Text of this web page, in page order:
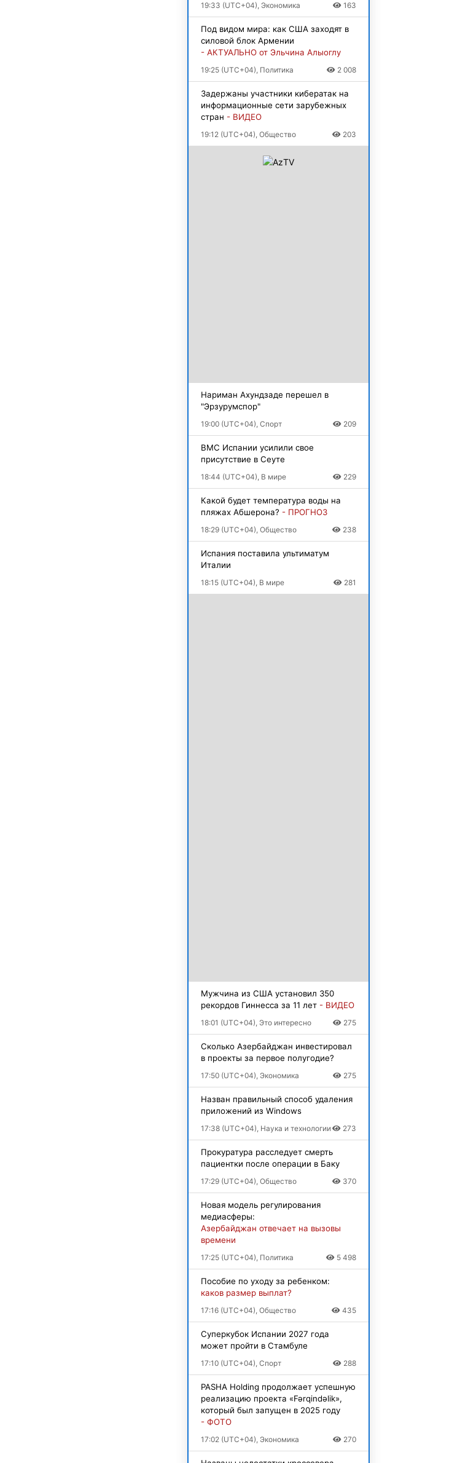
19:33 (UTC+04), Экономика 163
Под видом мира: как США заходят в
силовой блок Армении
- АКТУАЛЬНО от Эльчина Алыоглу
19:25 (UTC+04), Политика 2 008
Задержаны участники кибератак на
информационные сети зарубежных
стран - ВИДЕО
19:12 (UTC+04), Общество 203
Нариман Ахундзаде перешел в
"Эрзурумспор"
19:00 (UTC+04), Спорт 209
ВМС Испании усилили свое
присутствие в Сеуте
18:44 (UTC+04), В мире 229
Какой будет температура воды на
пляжах Абшерона? - ПРОГНОЗ
18:29 (UTC+04), Общество 238
Испания поставила ультиматум
Италии
18:15 (UTC+04), В мире 281
Мужчина из США установил 350
рекордов Гиннесса за 11 лет - ВИДЕО
18:01 (UTC+04), Это интересно 275
Сколько Азербайджан инвестировал
в проекты за первое полугодие?
17:50 (UTC+04), Экономика 275
Назван правильный способ удаления
приложений из Windows
17:38 (UTC+04), Наука и технологии 273
Прокуратура расследует смерть
пациентки после операции в Баку
17:29 (UTC+04), Общество 370
Новая модель регулирования
медиасферы:
Азербайджан отвечает на вызовы
времени
17:25 (UTC+04), Политика 5 498
Пособие по уходу за ребенком:
каков размер выплат?
17:16 (UTC+04), Общество 435
Суперкубок Испании 2027 года
может пройти в Стамбуле
17:10 (UTC+04), Спорт 288
PASHA Holding продолжает успешную
реализацию проекта «Fərqindəlik»,
который был запущен в 2025 году
- ФОТО
17:02 (UTC+04), Экономика 270